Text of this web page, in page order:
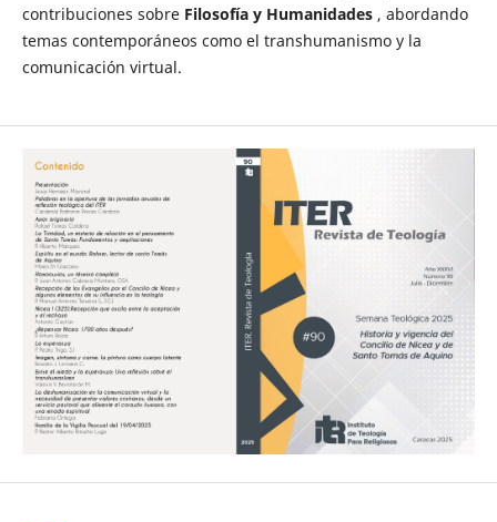
contribuciones sobre Filosofía y Humanidades, abordando
temas contemporáneos como el transhumanismo y la
comunicación virtual.